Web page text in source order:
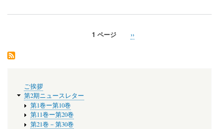
ー
1 ページ
次
››
ニ
ュ
ー
ご挨拶
第2期ニュースレター
第1巻ー第10巻
第11巻ー第20巻
第21巻－第30巻